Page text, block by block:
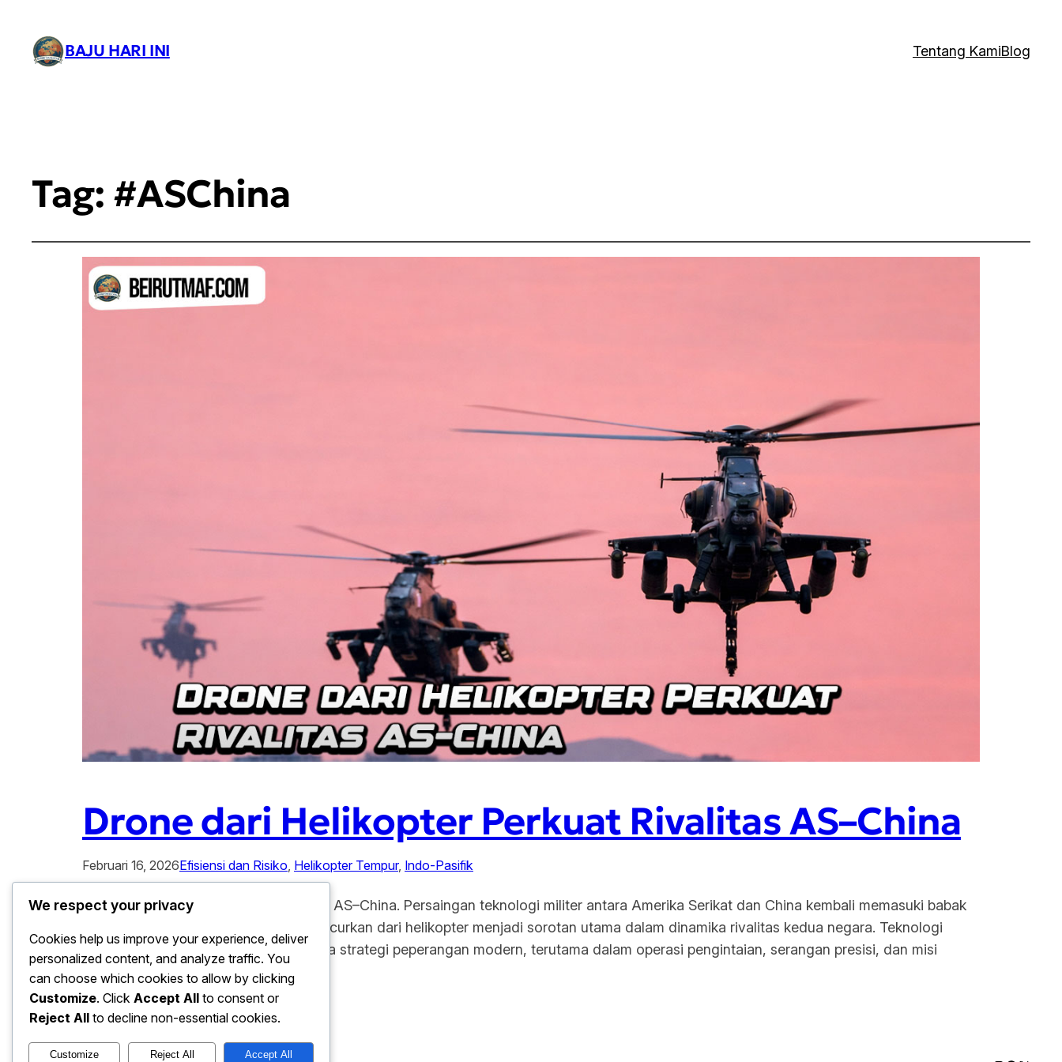
BAJU HARI INI Tentang KamiBlog
Tag: #ASChina
Drone dari Helikopter Perkuat Rivalitas AS–China
Februari 16, 2026Efisiensi dan Risiko, Helikopter Tempur, Indo-Pasifik
Drone dari Helikopter Perkuat Rivalitas AS–China. Persaingan teknologi militer antara Amerika Serikat dan China kembali memasuki babak
baru. Kali ini, inovasi drone yang di luncurkan dari helikopter menjadi sorotan utama dalam dinamika rivalitas kedua negara. Teknologi
tersebut di nilai mampu mengubah peta strategi peperangan modern, terutama dalam operasi pengintaian, serangan presisi, dan misi
dukungan tempur…
We respect your privacy
Cookies help us improve your experience, deliver
personalized content, and analyze traffic. You
can choose which cookies to allow by clicking
Customize. Click Accept All to consent or
Reject All to decline non-essential cookies.
Customize Reject All Accept All